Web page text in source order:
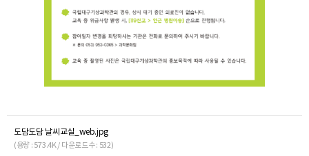
도담도담 날씨교실_web.jpg
(용량 : 573.4K / 다운로드수 : 532)